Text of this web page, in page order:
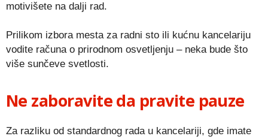
motivišete na dalji rad.
Prilikom izbora mesta za radni sto ili kućnu kancelariju
vodite računa o prirodnom osvetljenju – neka bude što
više sunčeve svetlosti.
Ne zaboravite da pravite pauze
Za razliku od standardnog rada u kancelariji, gde imate